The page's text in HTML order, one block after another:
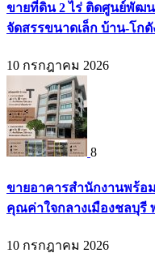
ขายที่ดิน 2 ไร่ ติดศูนย์พัฒ
จัดสรรขนาดเล็ก บ้าน-โกดั
10 กรกฎาคม 2026
8
ขายอาคารสำนักงานพร้อ
คุณค่าใจกลางเมืองชลบุรี
10 กรกฎาคม 2026